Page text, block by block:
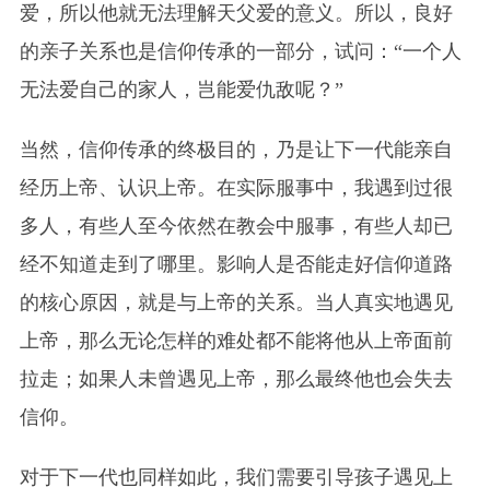
爱，所以他就无法理解天父爱的意义。所以，良好
的亲子关系也是信仰传承的一部分，试问：“一个人
无法爱自己的家人，岂能爱仇敌呢？”
当然，信仰传承的终极目的，乃是让下一代能亲自
经历上帝、认识上帝。在实际服事中，我遇到过很
多人，有些人至今依然在教会中服事，有些人却已
经不知道走到了哪里。影响人是否能走好信仰道路
的核心原因，就是与上帝的关系。当人真实地遇见
上帝，那么无论怎样的难处都不能将他从上帝面前
拉走；如果人未曾遇见上帝，那么最终他也会失去
信仰。
对于下一代也同样如此，我们需要引导孩子遇见上